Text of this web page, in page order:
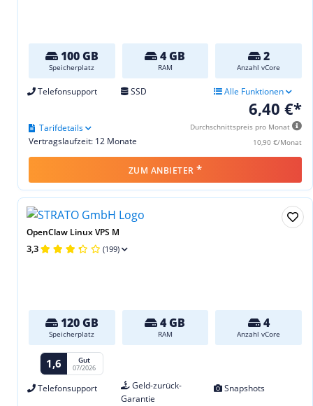
100 GB
Speicherplatz
4 GB
RAM
2
Anzahl vCore
Telefonsupport SSD Alle Funktionen
6,40 €*
Durchschnittspreis pro Monat
10,90 €/Monat
Vertragslaufzeit: 12 Monate
Tarifdetails
ZUM ANBIETER *
OpenClaw Linux VPS M
3,3 (199)
120 GB
Speicherplatz
4 GB
RAM
4
Anzahl vCore
1,6 Gut
07/2026
Telefonsupport
Geld-zurück-
Garantie
Snapshots